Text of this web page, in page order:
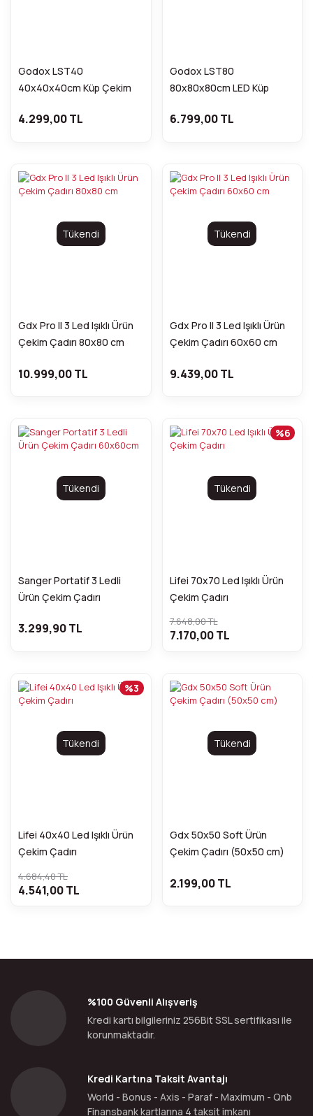
Godox LST40
40x40x40cm Küp Çekim
4.299,00 TL
Godox LST80
80x80x80cm LED Küp
6.799,00 TL
Tükendi
Gdx Pro II 3 Led Işıklı Ürün
Çekim Çadırı 80x80 cm
10.999,00 TL
Tükendi
Gdx Pro II 3 Led Işıklı Ürün
Çekim Çadırı 60x60 cm
9.439,00 TL
Tükendi
Sanger Portatif 3 Ledli
Ürün Çekim Çadırı
3.299,90 TL
Tükendi
Lifei 70x70 Led Işıklı Ürün
Çekim Çadırı
%6
7.648,00 TL
7.170,00 TL
Tükendi
Lifei 40x40 Led Işıklı Ürün
Çekim Çadırı
%3
4.684,40 TL
4.541,00 TL
Tükendi
Gdx 50x50 Soft Ürün
Çekim Çadırı (50x50 cm)
2.199,00 TL
%100 Güvenli Alışveriş
Kredi kartı bilgileriniz 256Bit SSL sertifikası ile
korunmaktadır.
Kredi Kartına Taksit Avantajı
World - Bonus - Axis - Paraf - Maximum - Qnb
Finansbank kartlarına 4 taksit imkanı